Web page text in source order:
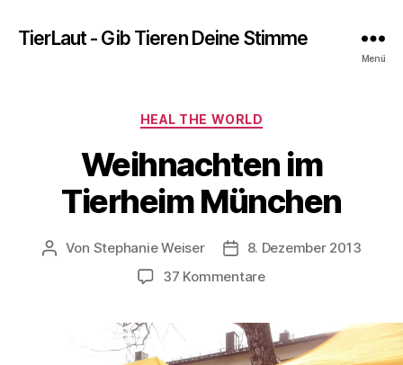
TierLaut - Gib Tieren Deine Stimme
Menü
Kategorien
HEAL THE WORLD
Weihnachten im
Tierheim München
Beitragsautor
Von Stephanie Weiser Beitragsdatum
8. Dezember 2013
37 Kommentarezu
Tierheim
München